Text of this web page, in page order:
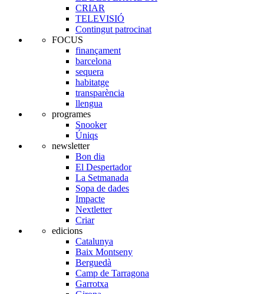
CRIAR
TELEVISIÓ
Contingut patrocinat
FOCUS
finançament
barcelona
sequera
habitatge
transparència
llengua
programes
Snooker
Úniqs
newsletter
Bon dia
El Despertador
La Setmanada
Sopa de dades
Impacte
Nextletter
Criar
edicions
Catalunya
Baix Montseny
Berguedà
Camp de Tarragona
Garrotxa